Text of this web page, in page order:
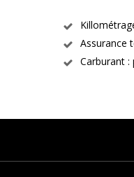
Assurance
Carburant :